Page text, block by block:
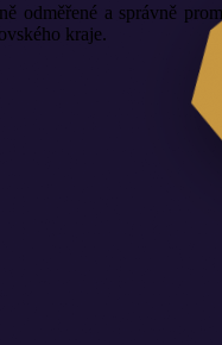
odměřené a správně
kraje.